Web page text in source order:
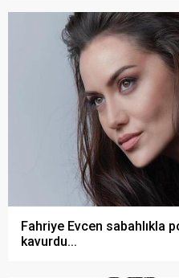
Fahriye Evcen sabahlıkla
kavurdu...